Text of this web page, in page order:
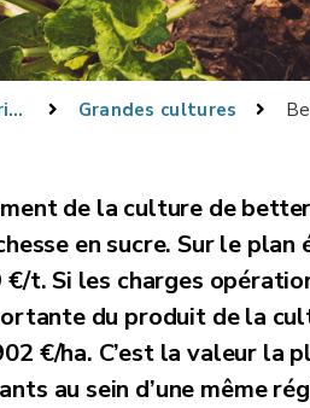
Productions agricoles Grandes cultures
de la culture de
en sucre. Sur le
t. Si les charges
du produit de la
€/ha. C’est la valeur la
au sein d’une même